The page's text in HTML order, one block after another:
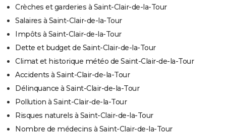
Crèches et garderies à Saint-Clair-de-la-Tour
Salaires à Saint-Clair-de-la-Tour
Impôts à Saint-Clair-de-la-Tour
Dette et budget de Saint-Clair-de-la-Tour
Climat et historique météo de Saint-Clair-de-la-Tour
Accidents à Saint-Clair-de-la-Tour
Délinquance à Saint-Clair-de-la-Tour
Pollution à Saint-Clair-de-la-Tour
Risques naturels à Saint-Clair-de-la-Tour
Nombre de médecins à Saint-Clair-de-la-Tour